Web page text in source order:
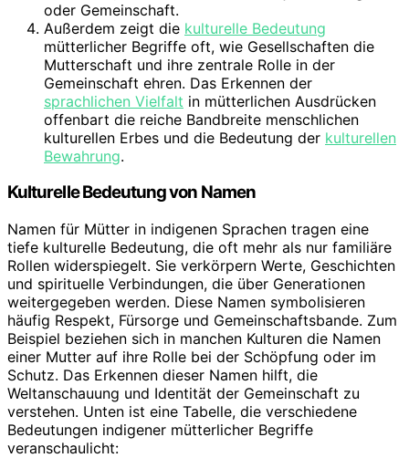
oder Gemeinschaft.
Außerdem zeigt die kulturelle Bedeutung
mütterlicher Begriffe oft, wie Gesellschaften die
Mutterschaft und ihre zentrale Rolle in der
Gemeinschaft ehren. Das Erkennen der
sprachlichen Vielfalt in mütterlichen Ausdrücken
offenbart die reiche Bandbreite menschlichen
kulturellen Erbes und die Bedeutung der kulturellen
Bewahrung.
Kulturelle Bedeutung von Namen
Namen für Mütter in indigenen Sprachen tragen eine
tiefe kulturelle Bedeutung, die oft mehr als nur familiäre
Rollen widerspiegelt. Sie verkörpern Werte, Geschichten
und spirituelle Verbindungen, die über Generationen
weitergegeben werden. Diese Namen symbolisieren
häufig Respekt, Fürsorge und Gemeinschaftsbande. Zum
Beispiel beziehen sich in manchen Kulturen die Namen
einer Mutter auf ihre Rolle bei der Schöpfung oder im
Schutz. Das Erkennen dieser Namen hilft, die
Weltanschauung und Identität der Gemeinschaft zu
verstehen. Unten ist eine Tabelle, die verschiedene
Bedeutungen indigener mütterlicher Begriffe
veranschaulicht: